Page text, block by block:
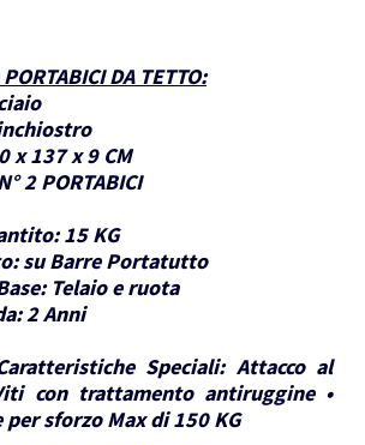
DA TETTO:
x 137 x 9 CM
2 PORTABICI
15 KG
su Barre Portatutto
Telaio e ruota
2 Anni
Speciali: Attacco al
con trattamento antiruggine •
sforzo Max di 150 KG